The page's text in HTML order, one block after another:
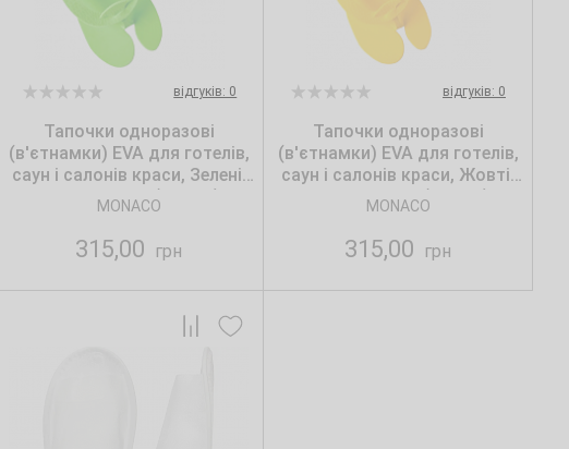
відгуків: 0
Тапочки одноразові
(в'єтнамки) ЕVA для готелів,
саун і салонів краси, Зелені,
Monaco Style (25 пар)
MONACO
315,00 грн
відгуків: 0
Тапочки одноразові
(в'єтнамки) ЕVA для готелів,
саун і салонів краси, Жовті,
Monaco Style (25 пар)
MONACO
315,00 грн